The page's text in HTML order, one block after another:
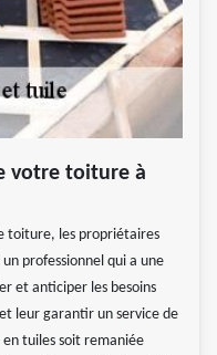
votre toiture à
toiture, les propriétaires
professionnel qui a une
et anticiper les besoins
leur garantir un service de
tuiles soit remaniée